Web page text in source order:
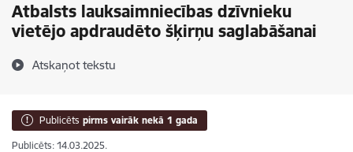
Atbalsts lauksaimniecības dzīvnieku
vietējo apdraudēto šķirņu saglabāšanai
Atskaņot tekstu
Publicēts pirms vairāk nekā 1 gada
Publicēts: 14.03.2025.